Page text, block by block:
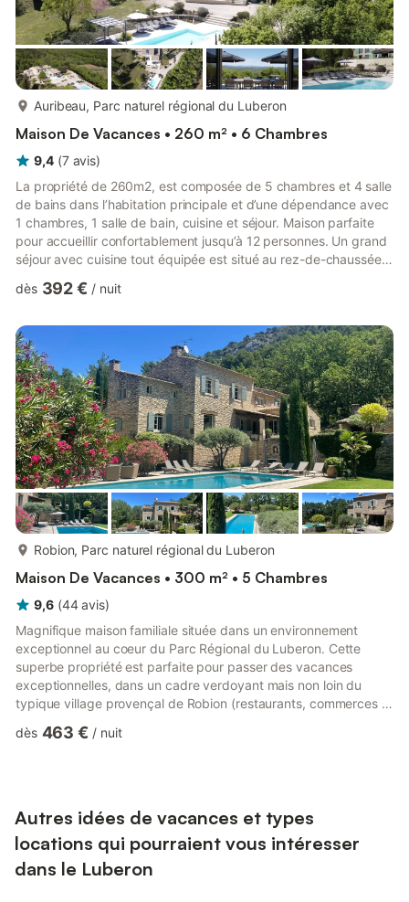
Auribeau, Parc naturel régional du Luberon
Maison De Vacances • 260 m² • 6 Chambres
9,4 (7 avis)
La propriété de 260m2, est composée de 5 chambres et 4 salle
de bains dans l’habitation principale et d’une dépendance avec
1 chambres, 1 salle de bain, cuisine et séjour. Maison parfaite
pour accueillir confortablement jusqu’à 12 personnes. Un grand
séjour avec cuisine tout équipée est situé au rez-de-chaussée,
avec télévision et bar, et les terrasses qui offrent des vues
chambres sont distribuées autour d’un puit de lumières, ainsi
que deux salles de bains. L’extérieur...
dès 392 € / nuit
Robion, Parc naturel régional du Luberon
Maison De Vacances • 300 m² • 5 Chambres
9,6 (44 avis)
Magnifique maison familiale située dans un environnement
exceptionnel au coeur du Parc Régional du Luberon. Cette
superbe propriété est parfaite pour passer des vacances
exceptionnelles, dans un cadre verdoyant mais non loin du
typique village provençal de Robion (restaurants, commerces à
beaux volumes pour accueillir jusquà 10 personnes. La
piscine avec salon / cuisi...
dès 463 € / nuit
Autres idées de vacances et types
locations qui pourraient vous intéresser
dans le Luberon